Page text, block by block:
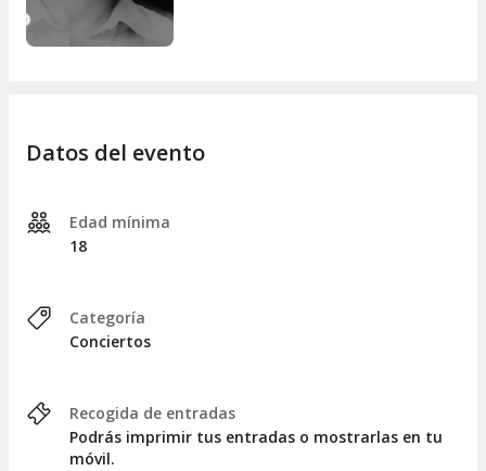
Datos del evento
Edad mínima
18
Categoría
Conciertos
Recogida de entradas
Podrás imprimir tus entradas o mostrarlas en tu
móvil.